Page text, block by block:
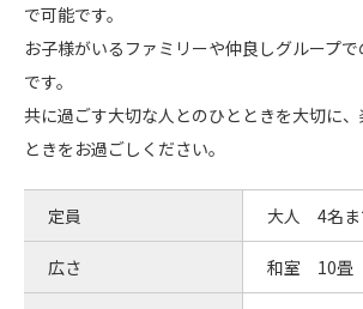
で可能です。
お子様がいるファミリーや仲良しグループ
です。
共に過ごす大切な人とのひとときを大切に
ときをお過ごしください。
定員 大人 4名ま
広さ 和室 10畳